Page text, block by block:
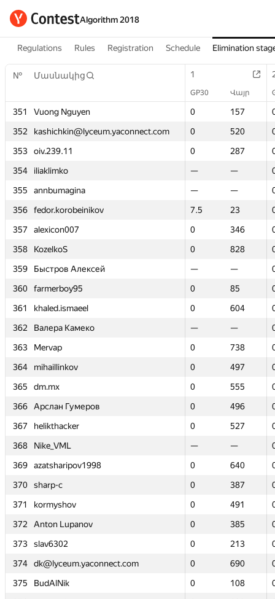
Algorithm 2018
Regulations Rules Registration Schedule Elimination
№ Մասնակից 1
GP30 Վայր
351 Vuong Nguyen 0 157
352
kashichkin@lyceum.yaconnect.com 0 520
353
oiv.239.11 0 287
354
iliaklimko — —
355
annbumagina — —
356
fedor.korobeinikov 7.5 23
357
alexicon007 0 346
358
KozelkoS 0 828
359
Быстров Алексей — —
360
farmerboy95 0 85
361
khaled.ismaeel 0 604
362
Валера Камеко — —
363
Mervap 0 738
364
mihaillinkov 0 497
365
dm.mx 0 555
366
Арслан Гумеров 0 496
367
helikthacker 0 527
368
Nike_VML — —
369
azatsharipov1998 0 640
370
sharp-c 0 387
371
kormyshov 0 491
372
Anton Lupanov 0 385
373
slav6302 0 213
374
dk@lyceum.yaconnect.com 0 690
375
BudAlNik 0 108
№ Մասնակից 1
GP30 Վայր
351 Vuong Nguyen 0 157
352
kashichkin@lyceum.yaconnect.com 0 520
353
oiv.239.11 0 287
354
iliaklimko — —
355
annbumagina — —
356
fedor.korobeinikov 7.5 23
357
alexicon007 0 346
358
KozelkoS 0 828
359
Быстров Алексей — —
360
farmerboy95 0 85
361
khaled.ismaeel 0 604
362
Валера Камеко — —
363
Mervap 0 738
364
mihaillinkov 0 497
365
dm.mx 0 555
366
Арслан Гумеров 0 496
367
helikthacker 0 527
368
Nike_VML — —
369
azatsharipov1998 0 640
370
sharp-c 0 387
371
kormyshov 0 491
372
Anton Lupanov 0 385
373
slav6302 0 213
374
dk@lyceum.yaconnect.com 0 690
375
BudAlNik 0 108